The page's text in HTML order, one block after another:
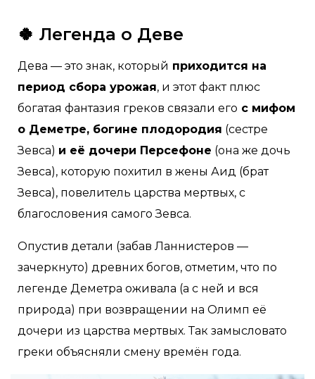
🍀 Легенда о Деве
Дева — это знак, который приходится на
период сбора урожая, и этот факт плюс
богатая фантазия греков связали его с мифом
о Деметре, богине плодородия (сестре
Зевса) и её дочери Персефоне (она же дочь
Зевса), которую похитил в жены Аид (брат
Зевса), повелитель царства мертвых, с
благословения самого Зевса.
Опустив детали (забав Ланнистеров —
зачеркнуто) древних богов, отметим, что по
легенде Деметра оживала (а с ней и вся
природа) при возвращении на Олимп её
дочери из царства мертвых. Так замысловато
греки объясняли смену времён года.